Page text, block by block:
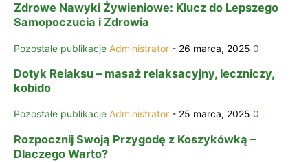
Zdrowe Nawyki Żywieniowe: Klucz do Lepszego
Samopoczucia i Zdrowia
Pozostałe publikacje Administrator - 26 marca, 2025 0
Dotyk Relaksu – masaż relaksacyjny, leczniczy,
kobido
Pozostałe publikacje Administrator - 25 marca, 2025 0
Rozpocznij Swoją Przygodę z Koszykówką –
Dlaczego Warto?